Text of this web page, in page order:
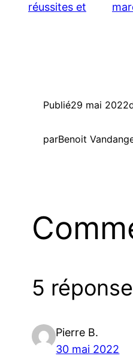
réussites et
Publié29 mai 2022
parBenoit
5
Pierre B.
30 mai 2022